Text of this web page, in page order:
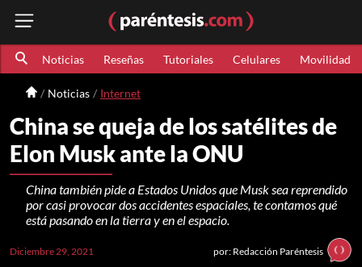
Noticias Reseñas Tutoriales Celulares Movilidad
Noticias Internet
China se queja de los satélites de
Elon Musk ante la ONU
China también pide a Estados Unidos que Musk sea reprendido
por casi provocar dos accidentes espaciales, te contamos qué
está pasando en la tierra y en el espacio.
Diciembre 29, 2021 por: Redacción Paréntesis